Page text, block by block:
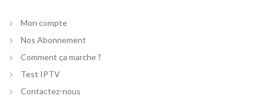
Mon compte
Nos Abonnement
Comment ça marche ?
Test IPTV
Contactez-nous